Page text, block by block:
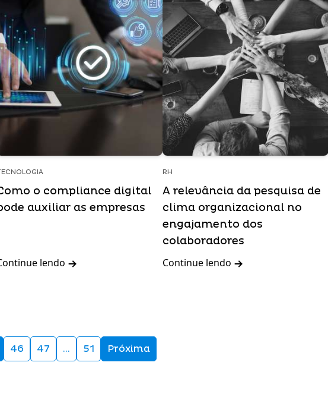
o compliance digital
auxiliar as empresas
lendo
RH
A relevância da pesquisa de
clima organizacional no
engajamento dos
colaboradores
Continue lendo
46 47 … 51 Próxima